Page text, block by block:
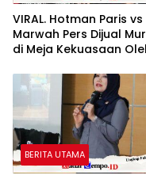
VIRAL. Hotman Paris vs
Marwah Pers Dijual
di Meja Kekuasaan
(ASH)”
BERITA UTAMA